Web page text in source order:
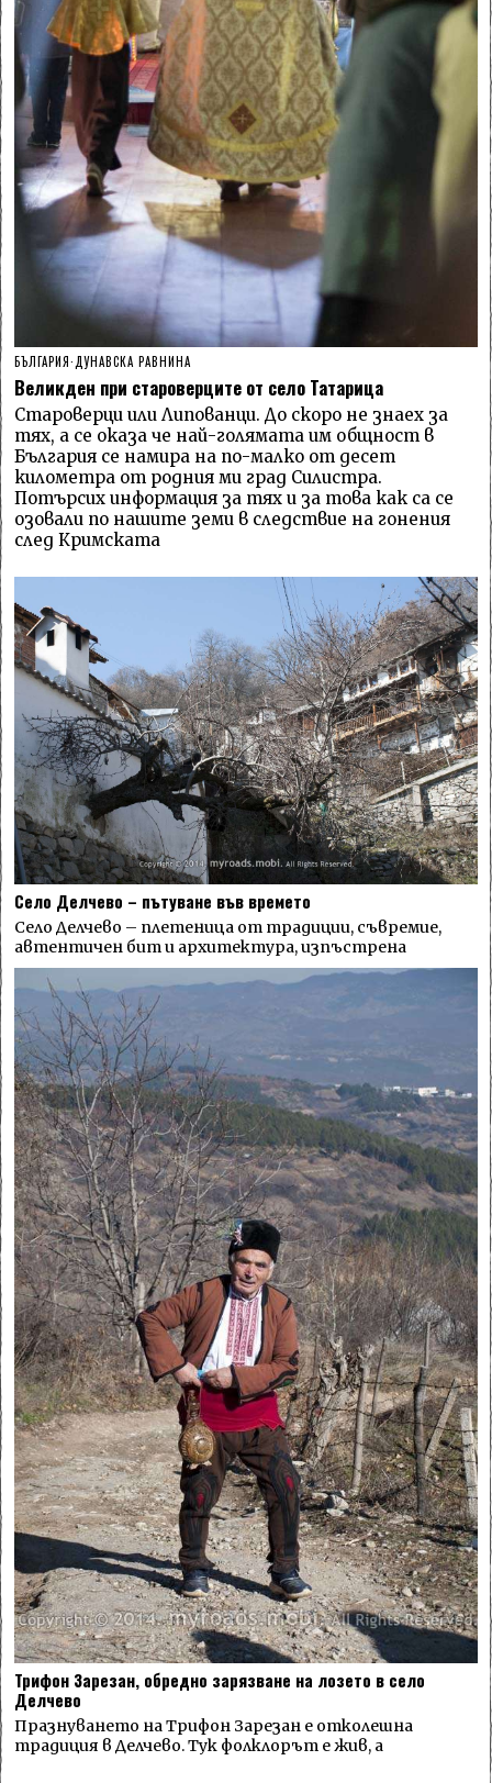
БЪЛГАРИЯ·ДУНАВСКА РАВНИНА
Великден при староверците от село Татарица
Староверци или Липованци. До скоро не знаех за
тях, а се оказа че най-голямата им общност в
България се намира на по-малко от десет
километра от родния ми град Силистра.
Потърсих информация за тях и за това как са се
озовали по нашите земи в следствие на гонения
след Кримската
Село Делчево – пътуване във времето
Село Делчево – плетеница от традиции, съвремие,
автентичен бит и архитектура, изпъстрена
Трифон Зарезан, обредно зарязване на лозето в село
Делчево
Празнуването на Трифон Зарезан е отколешна
традиция в Делчево. Тук фолклорът е жив, а